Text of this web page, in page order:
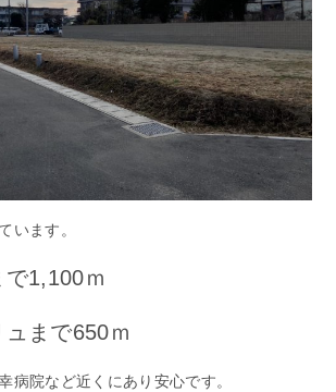
います。
1,100ｍ
まで650ｍ
病院など近くにあり安心です。